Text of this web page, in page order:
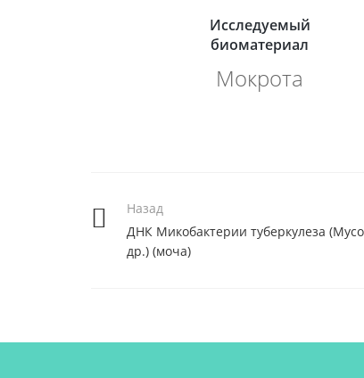
Исследуемый
биоматериал
Мокрота
Назад
ДНК Микобактерии туберкулеза
др.) (моча)